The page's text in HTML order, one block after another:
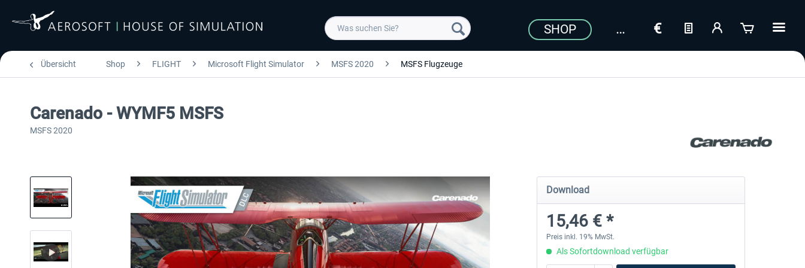
SHOP
Übersicht Shop FLIGHT Microsoft Flight Simulator MSFS 2020 MSFS Flugzeuge
Carenado - WYMF5 MSFS
MSFS 2020
Download
15,46 € *
Preis inkl. 19% MwSt.
Als Sofortdownload verfügbar